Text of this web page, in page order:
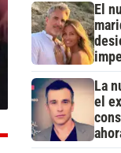
El
La
el